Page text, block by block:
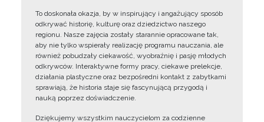
To doskonała okazja, by w inspirujący i angażujący sposób
odkrywać historię, kulturę oraz dziedzictwo naszego
regionu. Nasze zajęcia zostały starannie opracowane tak,
aby nie tylko wspierały realizację programu nauczania, ale
również pobudzały ciekawość, wyobraźnię i pasję młodych
odkrywców. Interaktywne formy pracy, ciekawe prelekcje,
działania plastyczne oraz bezpośredni kontakt z zabytkami
sprawiają, że historia staje się fascynującą przygodą i
nauką poprzez doświadczenie.
Dziękujemy wszystkim nauczycielom za codzienne